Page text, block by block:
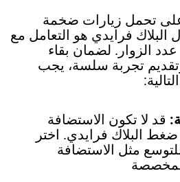
تحمل زيارات ضخمة
البلاك فرايدي هو التعامل مع
الزوار. لضمان بقاء
تجربة سلسة، يجب
قد لا تكون الاستضافة
ضغط البلاك فرايدي. اختر
مثل الاستضافة